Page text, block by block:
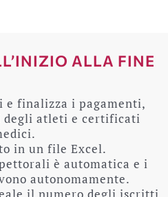
ALLA FINE
e finalizza i pagamenti,
degli atleti e certificati
in un file Excel.
è automatica e i
autonomamente.
il numero degli iscritti